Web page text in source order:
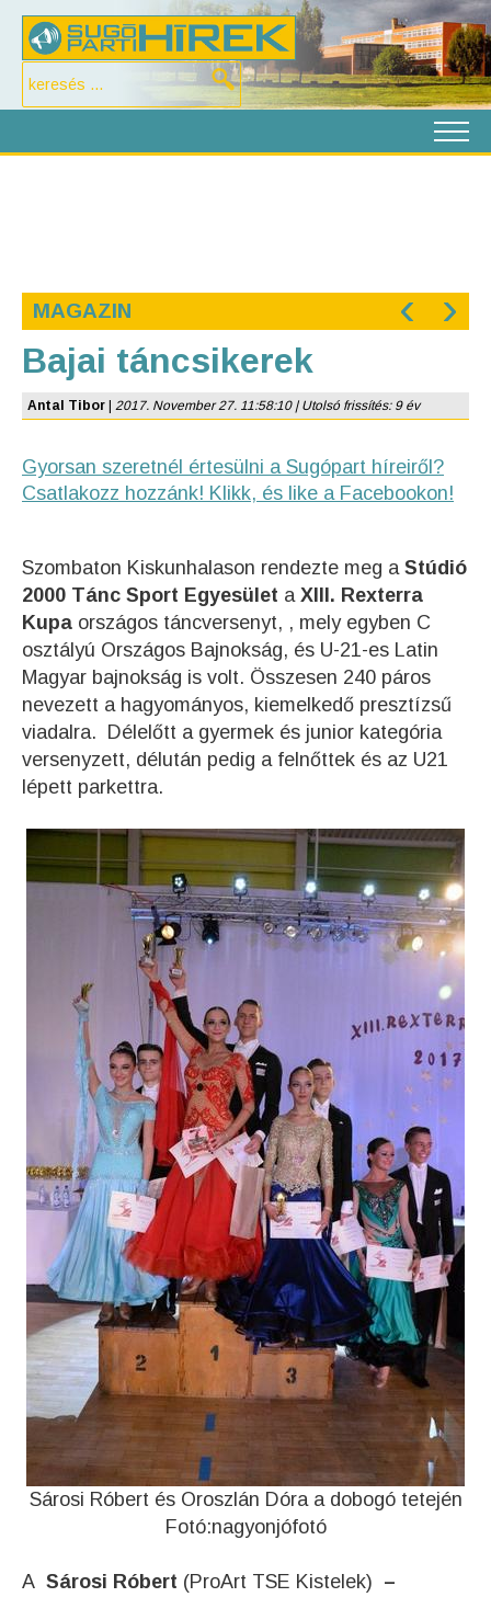
MAGAZIN ‹ ›
Bajai táncsikerek
Antal Tibor 2017. November 27. 11:58:10 | Utolsó frissítés: 9 év
Gyorsan szeretnél értesülni a Sugópart híreiről?
Csatlakozz hozzánk! Klikk, és like a Facebookon!
Szombaton Kiskunhalason rendezte meg a Stúdió
2000 Tánc Sport Egyesület a XIII. Rexterra
Kupa országos táncversenyt, , mely egyben C
osztályú Országos Bajnokság, és U-21-es Latin
Magyar bajnokság is volt. Összesen 240 páros
nevezett a hagyományos, kiemelkedő presztízsű
viadalra. Délelőtt a gyermek és junior kategória
versenyzett, délután pedig a felnőttek és az U21
lépett parkettra.
Sárosi Róbert és Oroszlán Dóra a dobogó tetején
Fotó:nagyonjófotó
A Sárosi Róbert (ProArt TSE Kistelek) –